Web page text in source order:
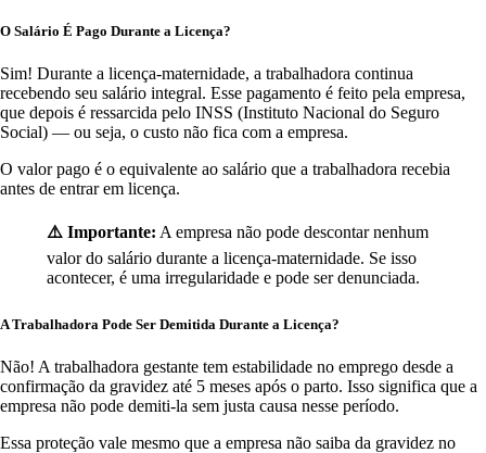
O Salário É Pago Durante a Licença?
Sim! Durante a licença-maternidade, a trabalhadora continua
recebendo seu salário integral. Esse pagamento é feito pela empresa,
que depois é ressarcida pelo INSS (Instituto Nacional do Seguro
Social) — ou seja, o custo não fica com a empresa.
O valor pago é o equivalente ao salário que a trabalhadora recebia
antes de entrar em licença.
⚠️ Importante: A empresa não pode descontar nenhum
valor do salário durante a licença-maternidade. Se isso
acontecer, é uma irregularidade e pode ser denunciada.
A Trabalhadora Pode Ser Demitida Durante a Licença?
Não! A trabalhadora gestante tem estabilidade no emprego desde a
confirmação da gravidez até 5 meses após o parto. Isso significa que a
empresa não pode demiti-la sem justa causa nesse período.
Essa proteção vale mesmo que a empresa não saiba da gravidez no